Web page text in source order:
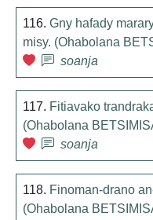
116. Gny hafady
misy. (Ohabolana
soanja
117. Fitiavako
(Ohabolana
soanja
118. Finoman-drano
(Ohabolana